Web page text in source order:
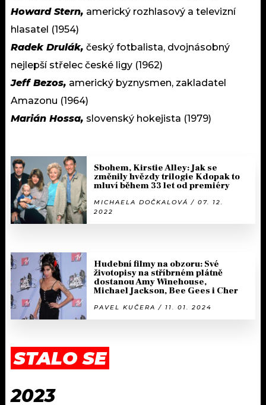
Howard Stern, americký rozhlasový a televizní
hlasatel (1954)
Radek Drulák, český fotbalista, dvojnásobný
nejlepší střelec české ligy (1962)
Jeff Bezos, americký byznysmen, zakladatel
Amazonu (1964)
Marián Hossa, slovenský hokejista (1979)
Sbohem, Kirstie Alley: Jak se
změnily hvězdy trilogie Kdopak to
mluví během 33 let od premiéry
MICHAELA DOČKALOVÁ / 07. 12.
2022
Hudební filmy na obzoru: Své
životopisy na stříbrném plátně
dostanou Amy Winehouse,
Michael Jackson, Bee Gees i Cher
PAVEL KUČERA / 11. 01. 2024
STALO SE
2023